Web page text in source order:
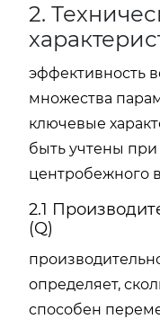
2.
эффективность
множества
ключевые
быть учтены
центробежного
2.1
(Q)
определяет,
способен